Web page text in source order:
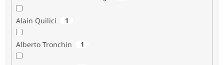
Alain Quilici 1
Alberto Tronchin 1